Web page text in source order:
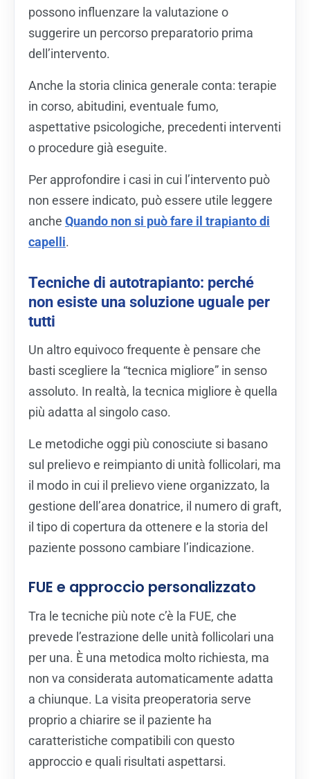
possono influenzare la valutazione o
suggerire un percorso preparatorio prima
dell’intervento.
Anche la storia clinica generale conta: terapie
in corso, abitudini, eventuale fumo,
aspettative psicologiche, precedenti interventi
o procedure già eseguite.
Per approfondire i casi in cui l’intervento può
non essere indicato, può essere utile leggere
anche Quando non si può fare il trapianto di
capelli.
Tecniche di autotrapianto: perché
non esiste una soluzione uguale per
tutti
Un altro equivoco frequente è pensare che
basti scegliere la “tecnica migliore” in senso
assoluto. In realtà, la tecnica migliore è quella
più adatta al singolo caso.
Le metodiche oggi più conosciute si basano
sul prelievo e reimpianto di unità follicolari, ma
il modo in cui il prelievo viene organizzato, la
gestione dell’area donatrice, il numero di graft,
il tipo di copertura da ottenere e la storia del
paziente possono cambiare l’indicazione.
FUE e approccio personalizzato
Tra le tecniche più note c’è la FUE, che
prevede l’estrazione delle unità follicolari una
per una. È una metodica molto richiesta, ma
non va considerata automaticamente adatta
a chiunque. La visita preoperatoria serve
proprio a chiarire se il paziente ha
caratteristiche compatibili con questo
approccio e quali risultati aspettarsi.